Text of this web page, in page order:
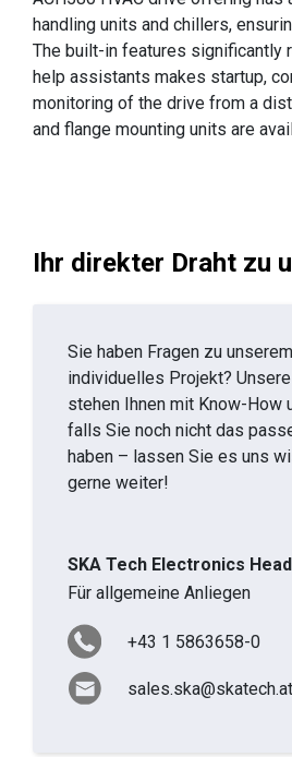
handling units and chillers,
The built-in features significantly
help assistants makes startup,
monitoring of the drive from a
and flange mounting units are
Ihr direkter Draht zu
Sie haben Fragen zu
individuelles Projekt?
stehen Ihnen mit Know-How
falls Sie noch nicht das
haben – lassen Sie es uns
gerne weiter!
SKA Tech Electronics
Für allgemeine Anliegen
+43 1 5863658-0
sales.ska@skatech.at